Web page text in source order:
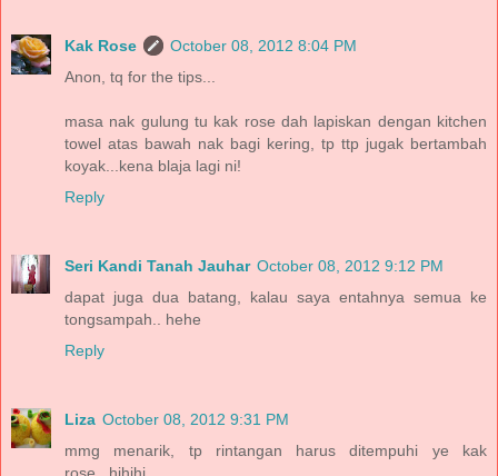
Kak Rose
October 08, 2012 8:04 PM
Anon, tq for the tips...
masa nak gulung tu kak rose dah lapiskan dengan kitchen
towel atas bawah nak bagi kering, tp ttp jugak bertambah
koyak...kena blaja lagi ni!
Reply
Seri Kandi Tanah Jauhar October 08, 2012 9:12 PM
dapat juga dua batang, kalau saya entahnya semua ke
tongsampah.. hehe
Reply
Liza October 08, 2012 9:31 PM
mmg menarik, tp rintangan harus ditempuhi ye kak
rose...hihihi